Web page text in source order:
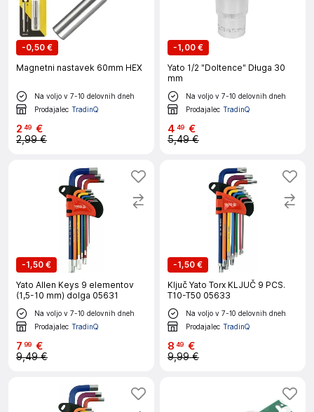
-0,50 €
Magnetni nastavek 60mm HEX
Na voljo v 7-10 delovnih dneh
Prodajalec TradinQ
2 49 €
2,99 €
-1,00 €
Yato 1/2 "Doltence" Długa 30
mm
Na voljo v 7-10 delovnih dneh
Prodajalec TradinQ
4 49 €
5,49 €
-1,50 €
Yato Allen Keys 9 elementov
(1,5-10 mm) dolga 05631
Na voljo v 7-10 delovnih dneh
Prodajalec TradinQ
7 99 €
9,49 €
-1,50 €
Ključ Yato Torx KLJUČ 9 PCS.
T10-T50 05633
Na voljo v 7-10 delovnih dneh
Prodajalec TradinQ
8 49 €
9,99 €